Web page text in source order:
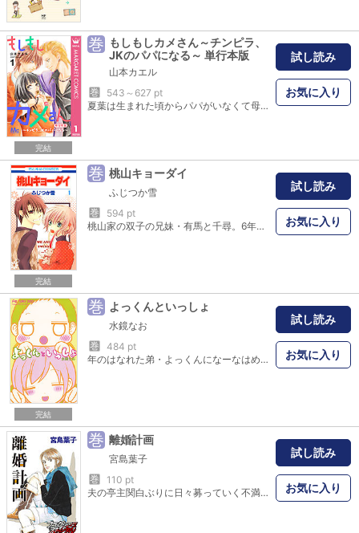
完結
巻 もしもしカメさん～チンピラ、
JKのパパになる～ 単行本版
山本カエル
巻
543～627 pt
夏葉は生まれた頃からパパがいなくて母子家庭で育った。ある日、ママが再婚相手を家に連れて来る。その人は出所して来たヤクザのような風貌で…!? 一方、付き合いたての夏葉の彼氏は初Hのことで頭がいっぱい…！ 色んな変化に戸惑いつつ夏葉は…!?
試し読み
お気に入り
完結
巻 桃山キョーダイ
ふじつか雪
巻
594 pt
桃山家の双子の兄妹・有馬と千尋。6年前、「16歳になったら真実を話す」という両親の話を聞いてしまった二人は、家族と血の繋がりがないのかもしれないという不安を抱えて暮らしてきた。しかし迎えた16歳の誕生日、思いもよらない衝撃的な真実を告げられて…!?
試し読み
お気に入り
完結
巻 よっくんといっしょ
水鏡なお
巻
484 pt
年のはなれた弟・よっくんになーなはめろめろ！ かまわれたくってしょーがないけど、オトナなよっくんは今日も超絶クールで…！？ ぷりぷり☆きゅんきゅん4コマストーリー！ 種村有菜先生をはじめ、超豪華作家陣によるゲスト執筆が！ 一体何の奇跡が…と編集部では大騒ぎでした。 本編とあわせて、そちらもお楽しみください！ ☆ゲスト作家一覧☆ 朝吹まり あまねみこ 市川るき 岡野小夏 樫の木ちゃん カナヘイ 込由野しほ 椎名あゆみ 種村有菜 春田なな はんざわかおり 藤原ゆか マキノ 持田あき 桃井すみれ （五十音順、敬称略）
試し読み
お気に入り
巻 離婚計画
宮島葉子
巻
110 pt
夫の亭主関白ぶりに日々募っていく不満。離婚という2文字が頭をよぎるが離婚後の生活を思うと二の足を踏む。そんな時、百万という大金を勝手に通帳から引き出される事態が勃発。「オレの金だろ。食わせてもらってるくせにゴチャゴチャ言うな」という夫の言葉で離婚したいという思いは切実になるのだが…。※この作品はブラックショコラスキャンダルno.14に収録されています。重複購入にご注意ください。
試し読み
お気に入り